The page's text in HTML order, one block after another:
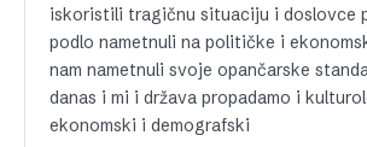
iskoristili tragičnu situaciju i doslovce
podlo nametnuli na političke i
nam nametnuli svoje opančarske
danas i mi i država propadamo i
ekonomski i demografski